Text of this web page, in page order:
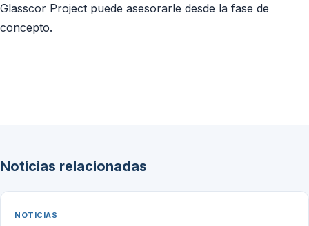
Glasscor Project puede asesorarle desde la fase de
concepto.
Noticias relacionadas
NOTICIAS